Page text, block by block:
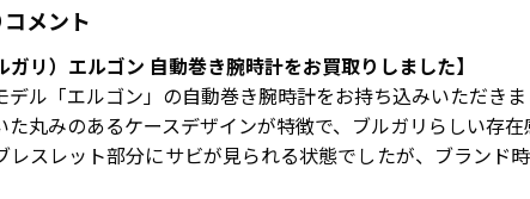
メント
ガリ）エルゴン 自動巻き腕時計をお買取りしました】
デル「エルゴン」の自動巻き腕時計をお持ち込みいただきま
丸みのあるケースデザインが特徴で、ブルガリらしい存在
レスレット部分にサビが見られる状態でしたが、ブランド